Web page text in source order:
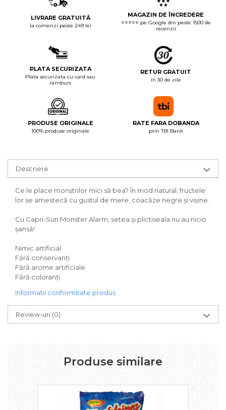
LIVRARE GRATUITĂ
la comenzi peste 249 lei
MAGAZIN DE ÎNCREDERE
⭐⭐⭐⭐⭐ pe Google din peste 1500 de
recenzii
PLATA SECURIZATA
Plata securizata cu card sau
ramburs
RETUR GRATUIT
în 30 de zile
PRODUSE ORIGINALE
100% produse originale
RATE FARA DOBANDA
prin TBI Bank
Descriere
Ce le place monștrilor mici să bea? În mod natural, fructele
lor se amestecă cu gustul de mere, coacăze negre și vișine.
Cu Capri-Sun Monster Alarm, setea și plictiseala nu au nicio
șansă!
Nimic artificial
Fără conservanți
Fără arome artificiale
Fără coloranți
Informatii conformitate produs
Review-uri (0)
Produse similare